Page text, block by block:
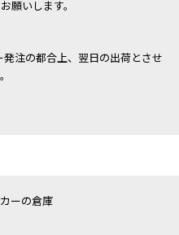
願いします。
注の都合上、翌日の出荷とさせ
ーの倉庫